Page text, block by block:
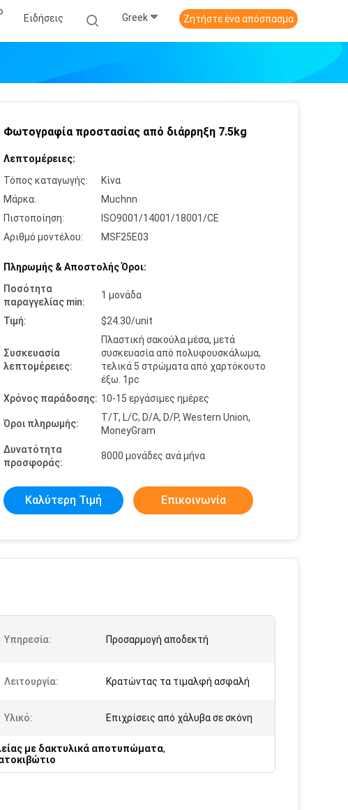
Ειδήσεις Greek Ζητήστε ένα απόσπασμα
Φωτογραφία προστασίας από διάρρηξη 7.5kg
Λεπτομέρειες:
Τόπος καταγωγής:
Κίνα
Μάρκα:
Muchnn
Πιστοποίηση:
ISO9001/14001/18001/CE
Αριθμό μοντέλου:
MSF25E03
Πληρωμής & Αποστολής Όροι:
Ποσότητα
παραγγελίας min:
1 μονάδα
Τιμή: $24.30/unit
Συσκευασία
λεπτομέρειες:
Πλαστική σακούλα μέσα, μετά
συσκευασία από πολυφουσκάλωμα,
τελικά 5 στρώματα από χαρτόκουτο
έξω. 1pc
Χρόνος παράδοσης: 10-15 εργάσιμες ημέρες
Όροι πληρωμής:
T/T, L/C, D/A, D/P, Western Union,
MoneyGram
Δυνατότητα
προσφοράς:
8000 μονάδες ανά μήνα
Καλύτερη Τιμή Επικοινωνία
Υπηρεσία: Προσαρμογή αποδεκτή
Λειτουργία: Κρατώντας τα τιμαλφή ασφαλή
Υλικό: Επιχρίσεις από χάλυβα σε σκόνη
με δακτυλικά αποτυπώματα,